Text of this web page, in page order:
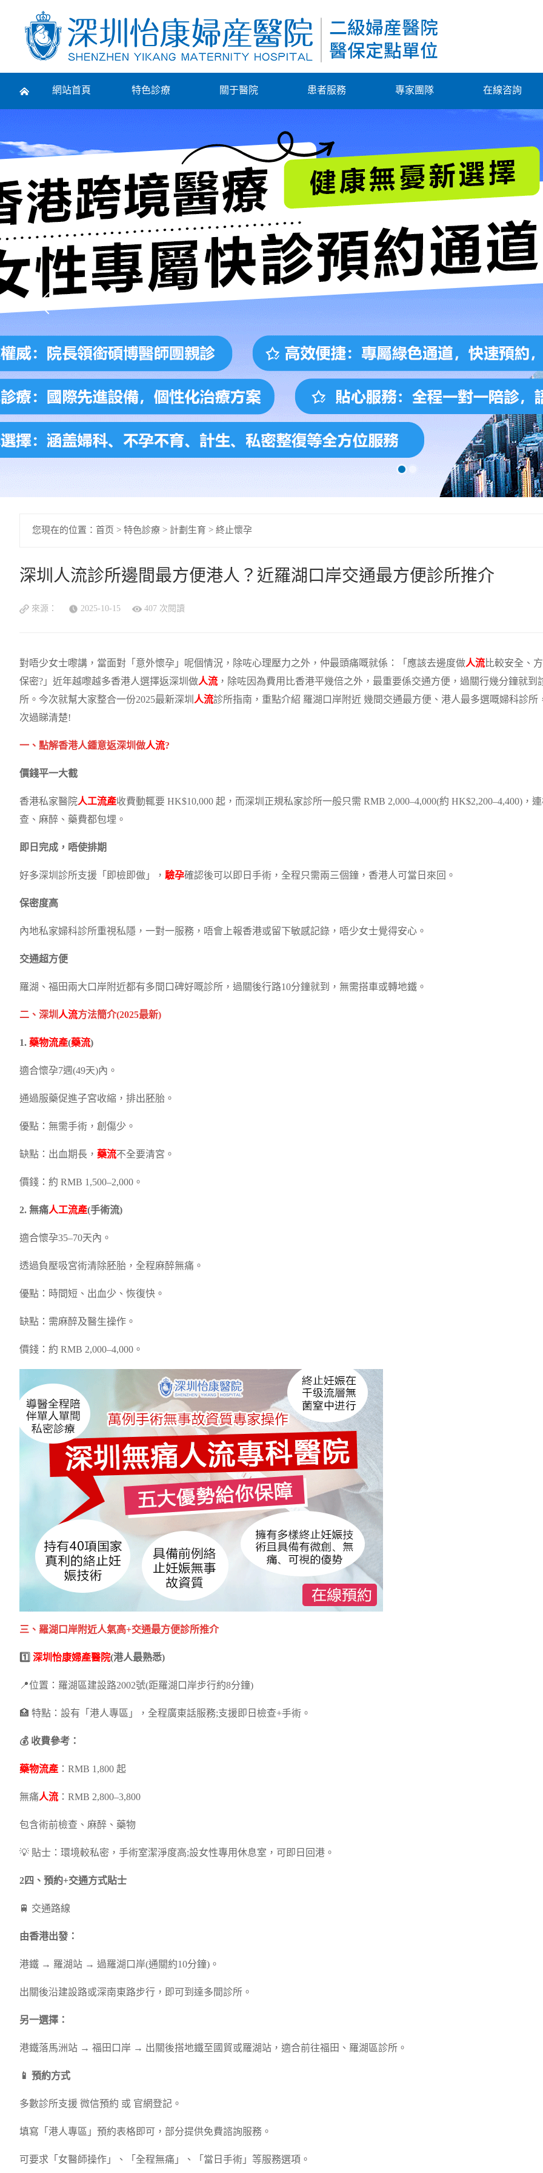
網站首頁 特色診療 關于醫院 患者服務 專家團隊 在線咨詢
Prev
您現在的位置： 首页 > 特色診療 > 計劃生育 > 終止懷孕
深圳人流診所邊間最方便港人？近羅湖口岸交通最方便診所推介
來源： 2025-10-15 407 次閱讀
對唔少女士嚟講，當面對「意外懷孕」呢個情況，除咗心理壓力之外，仲最頭痛嘅就係：「應該去邊度做人流比較安全、
保密?」近年越嚟越多香港人選擇返深圳做人流 ，除咗因為費用比香港平幾倍之外，最重要係交通方便，過關行幾分鐘就到
所。今次就幫大家整合一份2025最新深圳 人流診所指南，重點介紹 羅湖口岸附近 幾間交通最方便、港人最多選嘅婦科診所
次過睇清楚!
一、點解香港人鍾意返深圳做人流?
價錢平一大截
香港私家醫院人工流產收費動輒要 HK$10,000 起，而深圳正規私家診所一般只需 RMB 2,000–4,000(約 HK$2,200–4,400)，
查、麻醉、藥費都包埋。
即日完成，唔使排期
好多深圳診所支援「即檢即做」， 驗孕確認後可以即日手術，全程只需兩三個鐘，香港人可當日來回。
保密度高
內地私家婦科診所重視私隱，一對一服務，唔會上報香港或留下敏感記錄，唔少女士覺得安心。
交通超方便
羅湖、福田兩大口岸附近都有多間口碑好嘅診所，過關後行路10分鐘就到，無需搭車或轉地鐵。
二、深圳 人流方法簡介(2025最新)
1. 藥物流產(藥流)
適合懷孕7週(49天)內。
通過服藥促進子宮收縮，排出胚胎。
優點：無需手術，創傷少。
缺點：出血期長， 藥流不全要清宮。
價錢：約 RMB 1,500–2,000。
2. 無痛人工流產(手術流)
適合懷孕35–70天內。
透過負壓吸宮術清除胚胎，全程麻醉無痛。
優點：時間短、出血少、恢復快。
缺點：需麻醉及醫生操作。
價錢：約 RMB 2,000–4,000。
三、羅湖口岸附近人氣高+交通最方便診所推介
1️⃣ 深圳怡康婦產醫院(港人最熟悉)
📍位置：羅湖區建設路2002號(距羅湖口岸步行約8分鐘)
🏥 特點：設有「港人專區」，全程廣東話服務;支援即日檢查+手術。
💰 收費參考：
藥物流產 ：RMB 1,800 起
無痛人流 ：RMB 2,800–3,800
包含術前檢查、麻醉、藥物
💡 貼士：環境較私密，手術室潔淨度高;設女性專用休息室，可即日回港。
2️四、預約+交通方式貼士
🚆 交通路線
由香港出發：
港鐵 → 羅湖站 → 過羅湖口岸(通關約10分鐘)。
出關後沿建設路或深南東路步行，即可到達多間診所。
另一選擇：
港鐵落馬洲站 → 福田口岸 → 出關後搭地鐵至國貿或羅湖站，適合前往福田、羅湖區診所。
📱 預約方式
多數診所支援 微信預約 或 官網登記。
填寫「港人專區」預約表格即可，部分提供免費諮詢服務。
可要求「女醫師操作」、「全程無痛」、「當日手術」等服務選項。